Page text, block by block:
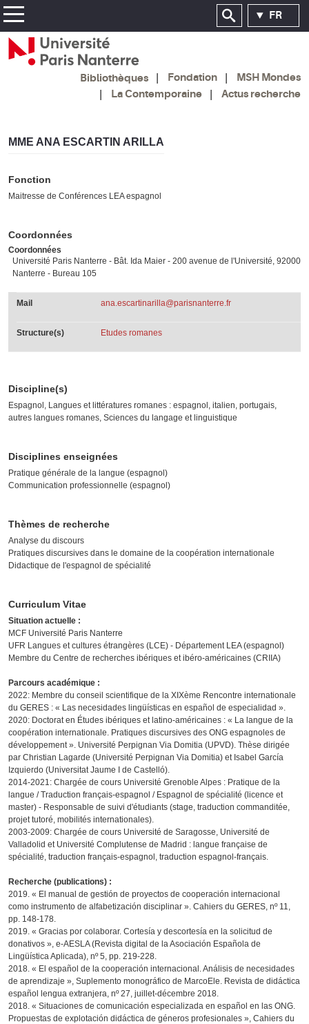
FR
Bibliothèques Fondation
MSH Mondes
La Contemporaine
Actus recherche
MME ANA ESCARTIN ARILLA
Fonction
Maitresse de Conférences LEA espagnol
Coordonnées
Coordonnées
Université Paris Nanterre - Bât. Ida Maier - 200 avenue de l'Université, 92000
Nanterre - Bureau 105
Mail ana.escartinarilla@parisnanterre.fr
Structure(s) Etudes romanes
Discipline(s)
Espagnol, Langues et littératures romanes : espagnol, italien, portugais,
autres langues romanes, Sciences du langage et linguistique
Disciplines enseignées
Pratique générale de la langue (espagnol)
Communication professionnelle (espagnol)
Thèmes de recherche
Analyse du discours
Pratiques discursives dans le domaine de la coopération internationale
Didactique de l'espagnol de spécialité
Curriculum Vitae
Situation actuelle :
MCF Université Paris Nanterre
UFR Langues et cultures étrangères (LCE) - Département LEA (espagnol)
Membre du Centre de recherches ibériques et ibéro-américaines (CRIIA)
Parcours académique :
2022: Membre du conseil scientifique de la XIXème Rencontre internationale
du GERES : « Las necesidades lingüísticas en español de especialidad ».
2020: Doctorat en Études ibériques et latino-américaines : « La langue de la
coopération internationale. Pratiques discursives des ONG espagnoles de
développement ». Université Perpignan Via Domitia (UPVD). Thèse dirigée
par Christian Lagarde (Université Perpignan Via Domitia) et Isabel García
Izquierdo (Universitat Jaume I de Castelló).
2014-2021: Chargée de cours Université Grenoble Alpes : Pratique de la
langue / Traduction français-espagnol / Espagnol de spécialité (licence et
master) - Responsable de suivi d'étudiants (stage, traduction commanditée,
projet tutoré, mobilités internationales).
2003-2009: Chargée de cours Université de Saragosse, Université de
Valladolid et Université Complutense de Madrid : langue française de
spécialité, traduction français-espagnol, traduction espagnol-français.
Recherche (publications) :
2019. « El manual de gestión de proyectos de cooperación internacional
como instrumento de alfabetización disciplinar ». Cahiers du GERES, nº 11,
pp. 148-178.
2019. « Gracias por colaborar. Cortesía y descortesía en la solicitud de
donativos », e-AESLA (Revista digital de la Asociación Española de
Lingüística Aplicada), nº 5, pp. 219-228.
2018. « El español de la cooperación internacional. Análisis de necesidades
de aprendizaje », Suplemento monográfico de MarcoEle. Revista de didáctica
español lengua extranjera, nº 27, juillet-décembre 2018.
2018. « Situaciones de comunicación especializada en español en las ONG.
Propuestas de explotación didáctica de géneros profesionales », Cahiers du